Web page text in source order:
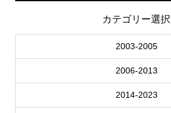
カテゴリー選択
2003-2005
2006-2013
2014-2023